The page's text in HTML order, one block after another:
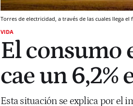
Torres de electricidad, a través de las cuales llega el
VIDA
El consumo
cae un 6,2%
Esta situación se explica por el